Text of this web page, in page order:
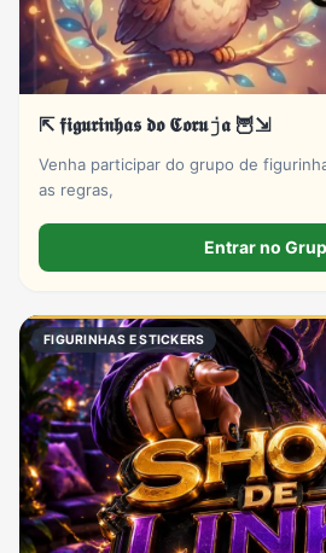
⇱ 𝖋𝖎𝖌𝖚𝖗𝖎𝖓𝖍𝖆𝖘 𝖉𝖔 𝕮𝖔𝖗𝖚𝚓𝖆 🦉⇲
Venha participar do grupo de
as regras,
Entrar no
FIGURINHAS E STICKERS